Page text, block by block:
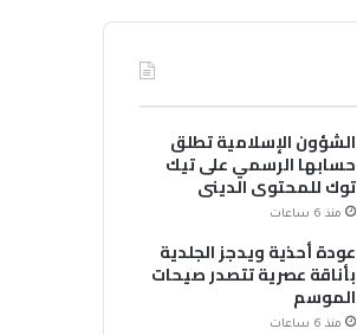
الشؤون الإسلامية تطلق
حسابها الرسمي على تيك
توك للمحتوى الديني
منذ 6 ساعات
عودة أحذية ويدجز الجلدية
بأناقة عصرية تتصدر صيحات
الموسم
منذ 6 ساعات